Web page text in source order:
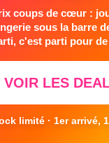
coups de cœur :
sous la barre
c'est parti pour
VOIR LES
limité · 1er arrivé,